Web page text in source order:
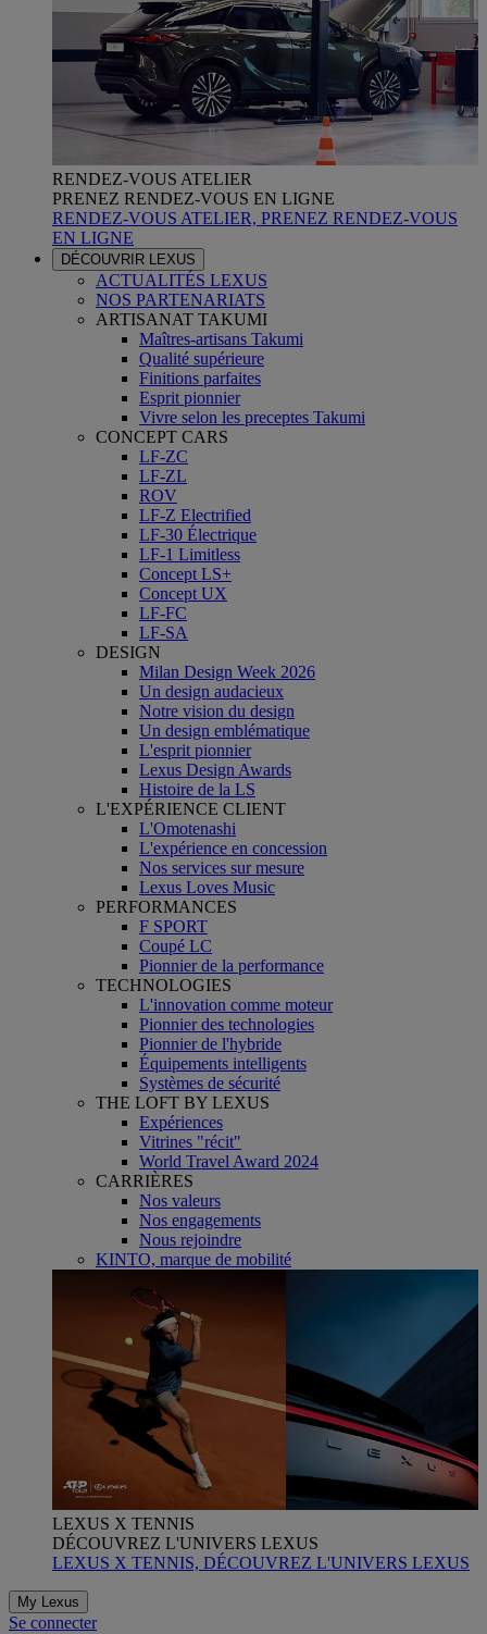
RENDEZ-VOUS ATELIER
PRENEZ RENDEZ-VOUS EN LIGNE
RENDEZ-VOUS ATELIER, PRENEZ RENDEZ-VOUS
EN LIGNE
DÉCOUVRIR LEXUS
ACTUALITÉS LEXUS
NOS PARTENARIATS
ARTISANAT TAKUMI
Maîtres-artisans Takumi
Qualité supérieure
Finitions parfaites
Esprit pionnier
Vivre selon les preceptes Takumi
CONCEPT CARS
LF-ZC
LF-ZL
ROV
LF-Z Electrified
LF-30 Électrique
LF-1 Limitless
Concept LS+
Concept UX
LF-FC
LF-SA
DESIGN
Milan Design Week 2026
Un design audacieux
Notre vision du design
Un design emblématique
L'esprit pionnier
Lexus Design Awards
Histoire de la LS
L'EXPÉRIENCE CLIENT
L'Omotenashi
L'expérience en concession
Nos services sur mesure
Lexus Loves Music
PERFORMANCES
F SPORT
Coupé LC
Pionnier de la performance
TECHNOLOGIES
L'innovation comme moteur
Pionnier des technologies
Pionnier de l'hybride
Équipements intelligents
Systèmes de sécurité
THE LOFT BY LEXUS
Expériences
Vitrines "récit"
World Travel Award 2024
CARRIÈRES
Nos valeurs
Nos engagements
Nous rejoindre
KINTO, marque de mobilité
LEXUS X TENNIS
DÉCOUVREZ L'UNIVERS LEXUS
LEXUS X TENNIS, DÉCOUVREZ L'UNIVERS LEXUS
My Lexus
Se connecter